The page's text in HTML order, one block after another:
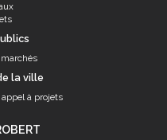
la ville
à projets